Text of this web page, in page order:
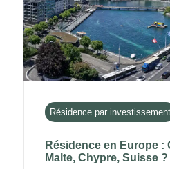
Résidence par investissement
Résidence en Europe :
Malte, Chypre, Suisse ?